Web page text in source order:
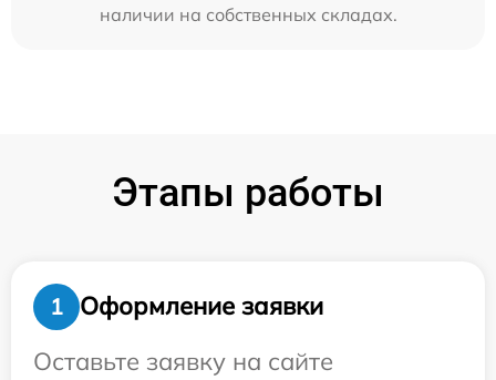
наличии на собственных складах.
Этапы работы
1
Оформление заявки
Оставьте заявку на сайте